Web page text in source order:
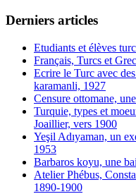
Derniers articles
Etudiants et élèves
Français, Turcs et
Ecrire le Turc avec
karamanli, 1927
Censure ottomane,
Turquie, types et
Joaillier, vers 1900
Yeşil Adıyaman, un
1953
Barbaros koyu, une
Atelier Phébus,
1890-1900